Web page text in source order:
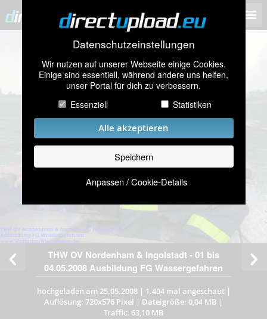
Datenschutzeinstellungen
Wir nutzen auf unserer Webseite einige Cookies.
Einige sind essentiell, während andere uns helfen,
unser Portal für dich zu verbessern.
Essenziell
Statistiken
Alle akzeptieren
Speichern
Anpassen / Cookie-Details
THW OV Nordenham & Ingolstadt - 01 bis
04.05.2008 Ausbildung FG Wassergefahren
hochgeladen am 25.05.2008| 1.404 mal angeschaut|
Auflösung: 720x576 Pixel | Dateigröße: 0,04 MB |
Traffic: 63,10 MB